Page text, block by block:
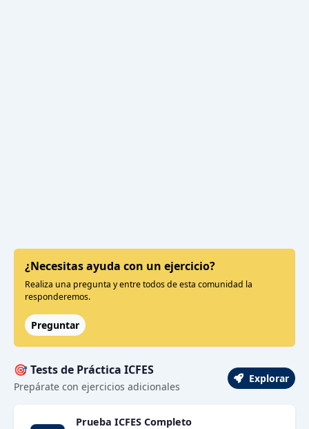
¿Necesitas ayuda con un ejercicio?
Realiza una pregunta y entre todos de esta comunidad la
responderemos.
Preguntar
🎯 Tests de Práctica ICFES
Prepárate con ejercicios adicionales
Explorar
Prueba ICFES Completo